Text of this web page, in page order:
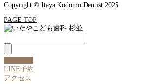
Copyright © Itaya Kodomo Dentist 2025
PAGE TOP
LINE予約
アクセス